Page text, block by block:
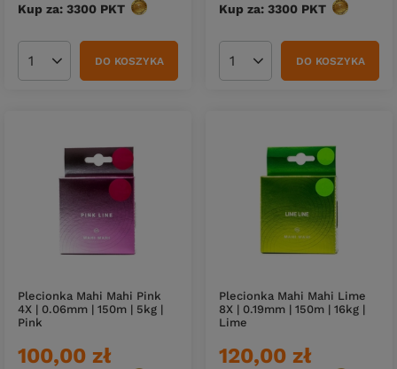
Kup za: 3300 PKT punktów
Ilość produktówDO KOSZYKA
Kup za: 3300 PKT punktów
Ilość produktówDO KOSZYKA
Plecionka Mahi Mahi Pink
4X | 0.06mm | 150m | 5kg |
Pink
100,00 zł
Plecionka Mahi Mahi Lime
8X | 0.19mm | 150m | 16kg |
Lime
120,00 zł